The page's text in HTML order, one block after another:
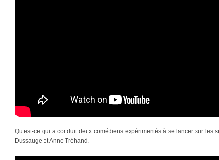
Qu’est-ce qui a conduit deux comédiens expérimentés à se lancer sur les
Dussauge et Anne Tréhand.